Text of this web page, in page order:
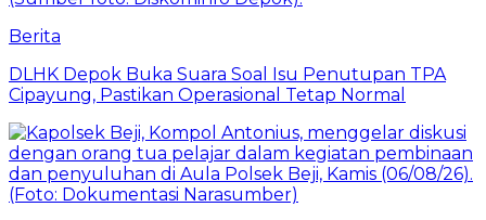
Berita
DLHK Depok Buka Suara Soal Isu Penutupan TPA
Cipayung, Pastikan Operasional Tetap Normal